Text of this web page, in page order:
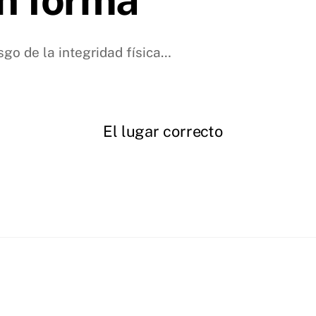
de la integridad física…
El lugar correcto